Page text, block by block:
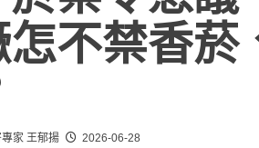
怎不禁香菸
家 王郁揚 2026-06-28